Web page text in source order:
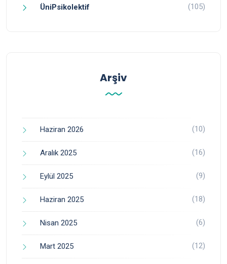
ÜniPsikolektif (105)
Arşiv
Haziran 2026 (10)
Aralık 2025 (16)
Eylül 2025 (9)
Haziran 2025 (18)
Nisan 2025 (6)
Mart 2025 (12)